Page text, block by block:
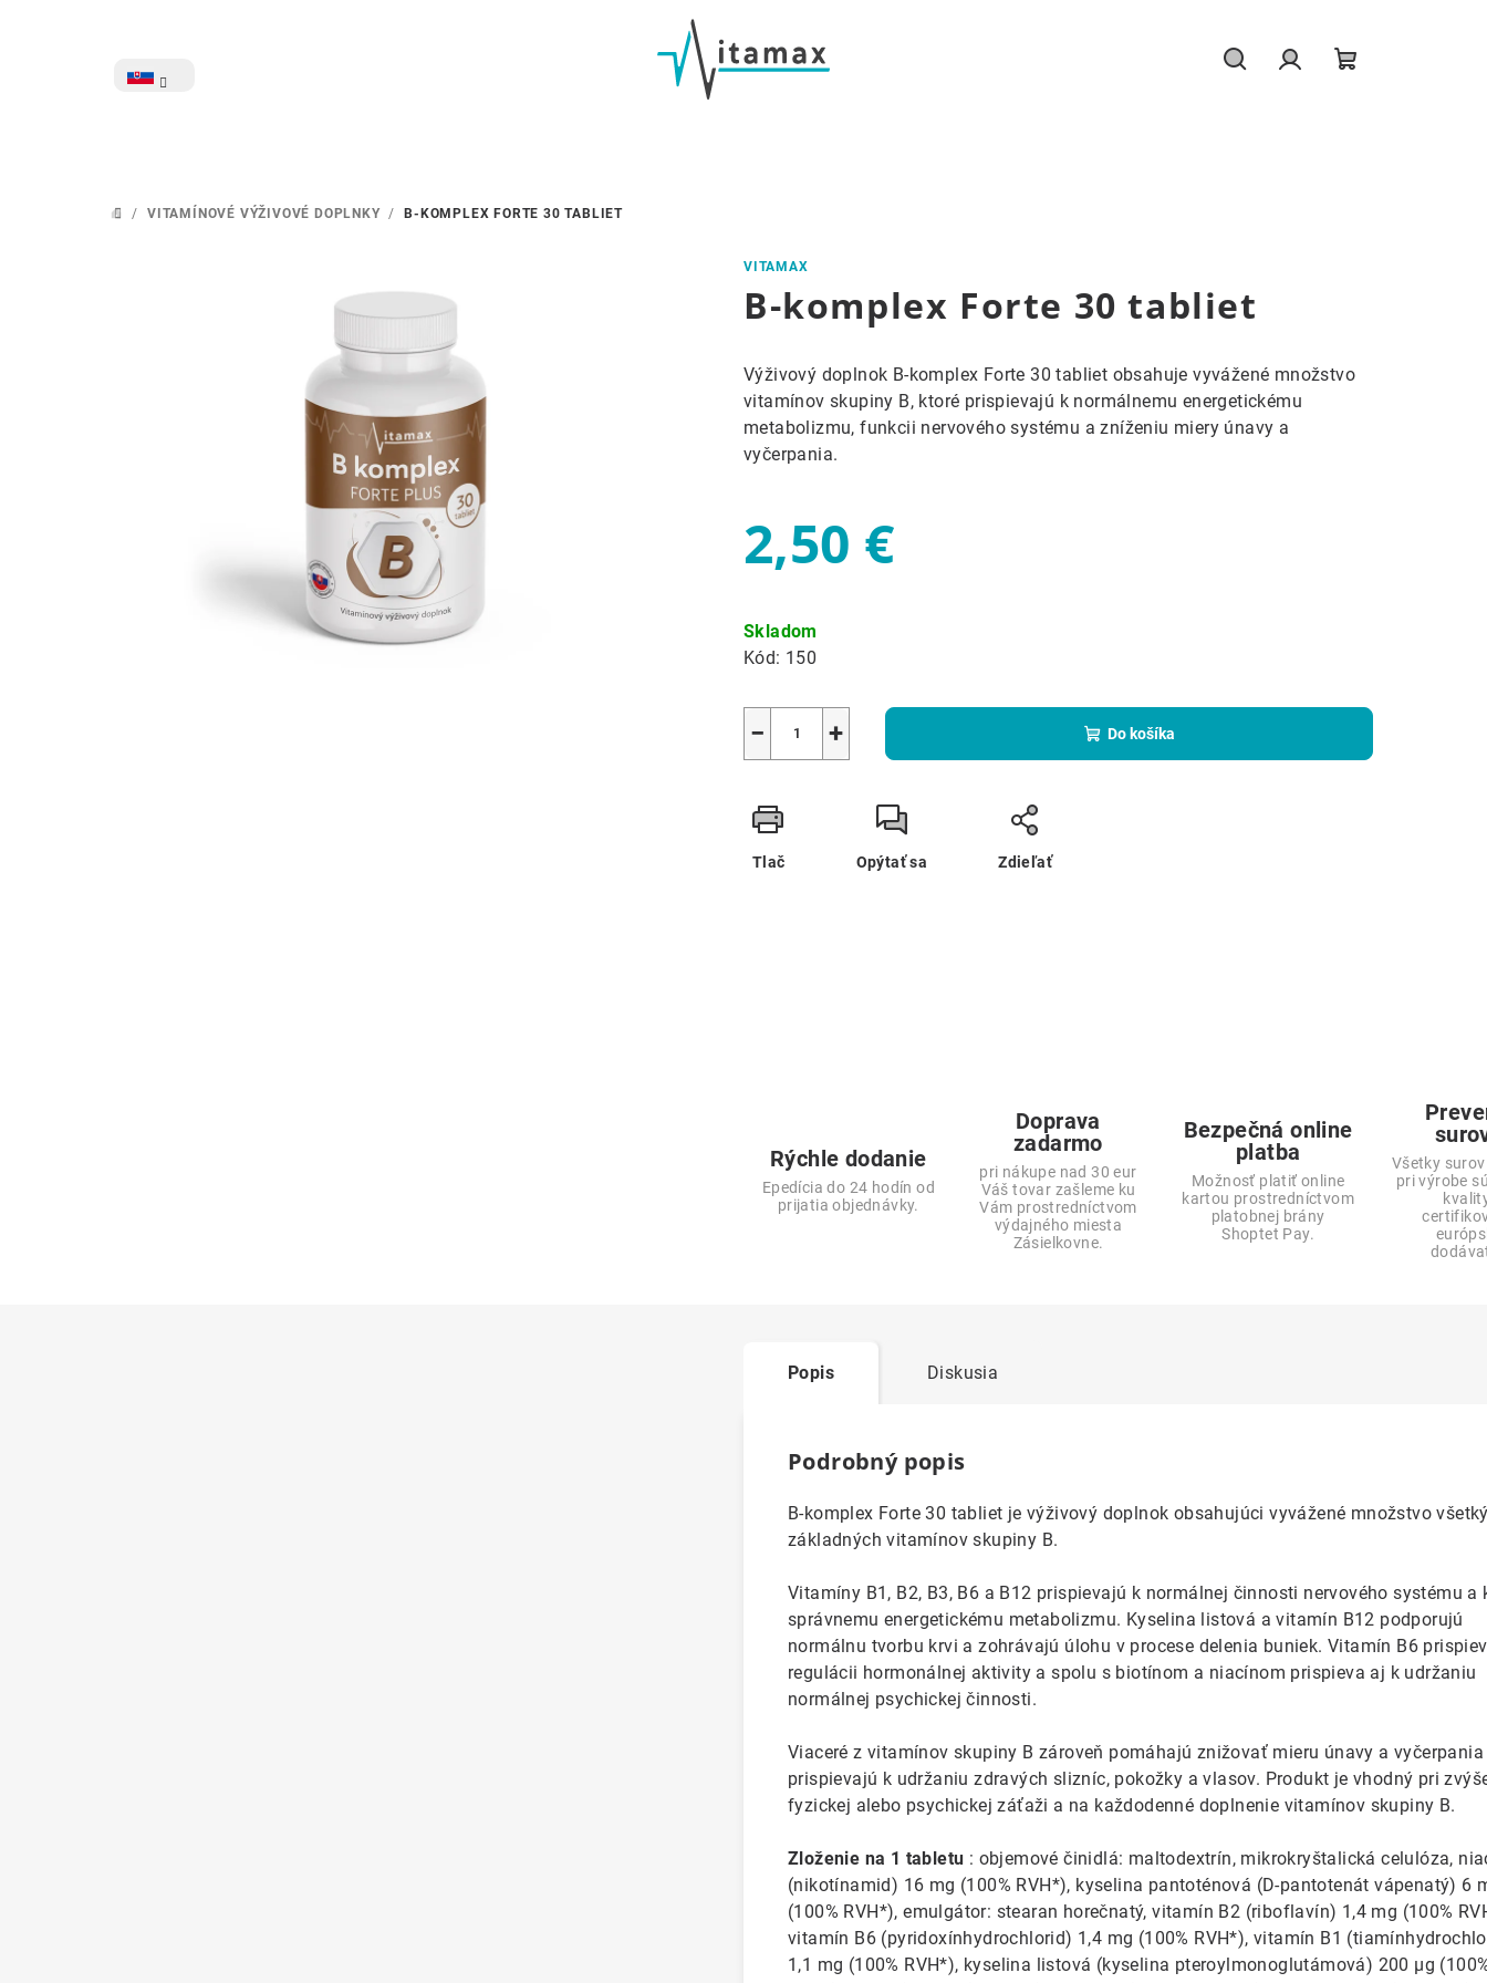
EUR
DOMOV
/ VITAMÍNOVÉ VÝŽIVOVÉ DOPLNKY / B-KOMPLEX FORTE 30 TABLIET
VITAMAX
B-komplex Forte 30 tabliet
Výživový doplnok B-komplex Forte 30 tabliet obsahuje vyvážené množstvo
vitamínov skupiny B, ktoré prispievajú k normálnemu energetickému
metabolizmu, funkcii nervového systému a zníženiu miery únavy a
vyčerpania.
2,50 €
cena:
Skladom
Kód: 150
+
− Do košíka
Tlač Opýtať sa Zdieľať
Rýchle dodanie
Epedícia do 24 hodín od
prijatia objednávky.
Doprava
zadarmo
pri nákupe nad 30 eur
Váš tovar zašleme ku
Vám prostredníctvom
výdajného miesta
Zásielkovne.
Bezpečná online
platba
Možnosť platiť online
kartou prostredníctvom
platobnej brány
Shoptet Pay.
Všetky
pri výrobe
Popis Diskusia
Podrobný popis
B-komplex Forte 30 tabliet je výživový doplnok obsahujúci vyvážené množstvo
základných vitamínov skupiny B.
Vitamíny B1, B2, B3, B6 a B12 prispievajú k normálnej činnosti nervového systému a
správnemu energetickému metabolizmu. Kyselina listová a vitamín B12 podporujú
normálnu tvorbu krvi a zohrávajú úlohu v procese delenia buniek. Vitamín B6
regulácii hormonálnej aktivity a spolu s biotínom a niacínom prispieva aj k udržaniu
normálnej psychickej činnosti.
Viaceré z vitamínov skupiny B zároveň pomáhajú znižovať mieru únavy a vyčerpania
prispievajú k udržaniu zdravých slizníc, pokožky a vlasov. Produkt je vhodný pri
fyzickej alebo psychickej záťaži a na každodenné doplnenie vitamínov skupiny B.
Zloženie na 1 tabletu : objemové činidlá: maltodextrín, mikrokryštalická celulóza,
(nikotínamid) 16 mg (100% RVH*), kyselina pantoténová (D-pantotenát vápenatý) 6
(100% RVH*), emulgátor: stearan horečnatý, vitamín B2 (riboflavín) 1,4 mg (100%
vitamín B6 (pyridoxínhydrochlorid) 1,4 mg (100% RVH*), vitamín B1
1,1 mg (100% RVH*), kyselina listová (kyselina pteroylmonoglutámová) 200 μg